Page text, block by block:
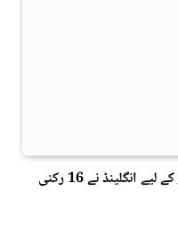
پاکستان کے خلاف پہلے 2 ٹیسٹ میچز کے لیے انگلینڈ نے 16 رکنی